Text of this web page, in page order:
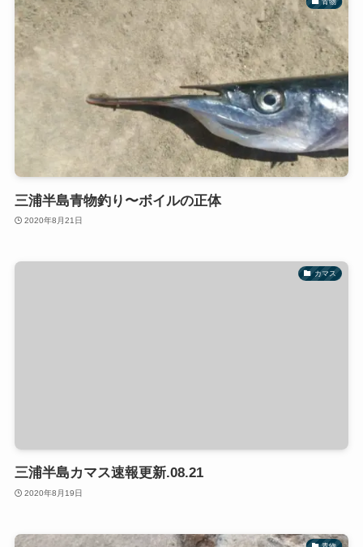
三浦半島青物釣り〜ボイルの正体
2020年8月21日
カマス
三浦半島カマス速報更新.08.21
2020年8月19日